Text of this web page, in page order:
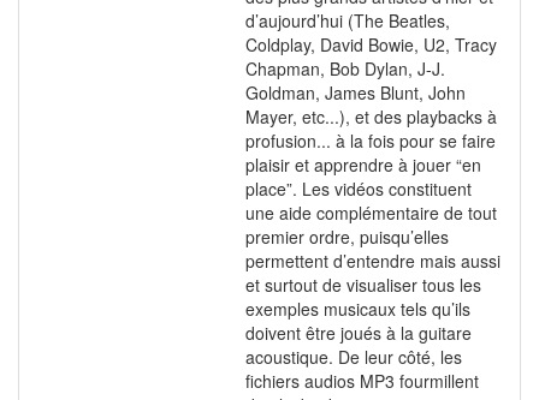
d’aujourd’hui (The Beatles,
Coldplay, David Bowie, U2, Tracy
Chapman, Bob Dylan, J-J.
Goldman, James Blunt, John
Mayer, etc...), et des playbacks à
profusion... à la fois pour se faire
plaisir et apprendre à jouer “en
place”. Les vidéos constituent
une aide complémentaire de tout
premier ordre, puisqu’elles
permettent d’entendre mais aussi
et surtout de visualiser tous les
exemples musicaux tels qu’ils
doivent être joués à la guitare
acoustique. De leur côté, les
fichiers audios MP3 fourmillent